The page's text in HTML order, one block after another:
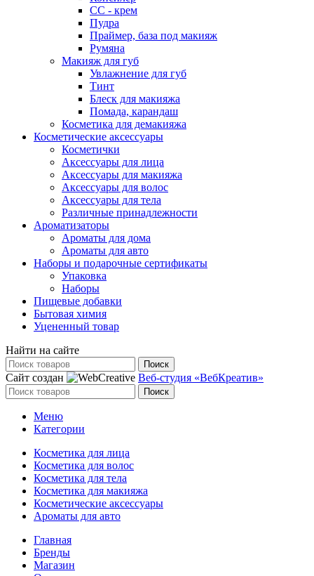
СС - крем
Пудра
Праймер, база под макияж
Румяна
Макияж для губ
Увлажнение для губ
Тинт
Блеск для макияжа
Помада, карандаш
Косметика для демакияжа
Косметические аксессуары
Косметички
Аксессуары для лица
Аксессуары для макияжа
Аксессуары для волос
Аксессуары для тела
Различные принадлежности
Ароматизаторы
Ароматы для дома
Ароматы для авто
Наборы и подарочные сертификаты
Упаковка
Наборы
Пищевые добавки
Бытовая химия
Уцененный товар
Найти на сайте
Поиск
Сайт создан Веб-студия «ВебКреатив»
Поиск
Меню
Категории
Косметика для лица
Косметика для волос
Косметика для тела
Косметика для макияжа
Косметические аксессуары
Ароматы для авто
Главная
Бренды
Магазин